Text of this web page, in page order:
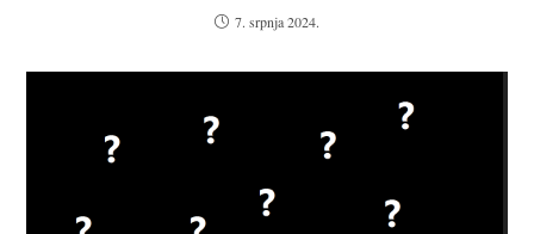
7. srpnja 2024.